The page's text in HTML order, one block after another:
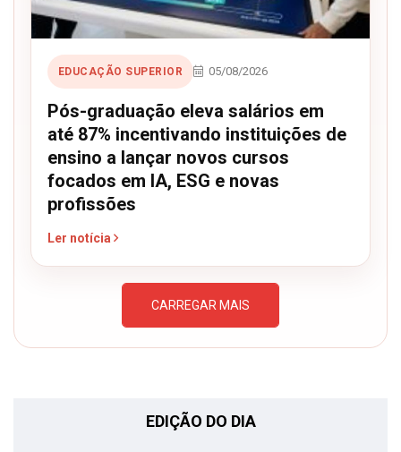
EDUCAÇÃO SUPERIOR 05/08/2026
Pós-graduação eleva salários em
até 87% incentivando instituições de
ensino a lançar novos cursos
focados em IA, ESG e novas
profissões
Ler notícia
CARREGAR MAIS
EDIÇÃO DO DIA